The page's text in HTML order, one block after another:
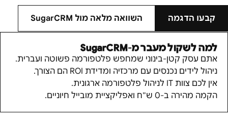
קבעו הדגמה השוואה מלאה מול SugarCRM
למה לשקול מעבר מ-SugarCRM
אתם עסק קטן-בינוני שמחפש פלטפורמה פשוטה ועברית.
ניהול לידים נכנסים עם מרכזיה ומדידת ROI הם הצורך.
אין לכם צוות IT לניהול פלטפורמה ארגונית.
הקמה מהירה ב-0 ש"ח ואפליקציית מובייל חיוניים.